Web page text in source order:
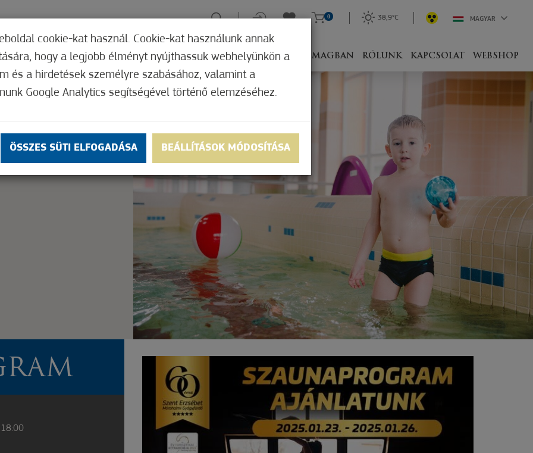
ZÖLD FÓKUSZ GYÓGYHELY MERRE, MIVEL CSOMAGBAN RÓLUNK KAPCSOLAT WEBSHOP
0 38,9°C MAGYAR
OK
cookie-kat használ. Cookie-kat használunk annak
hogy a legjobb élményt nyújthassuk webhelyünkön a
és a hirdetések személyre szabásához, valamint a
Google Analytics segítségével történő elemzéséhez.
ÖSSZES SÜTI ELFOGADÁSA BEÁLLÍTÁSOK MÓDOSÍTÁSA